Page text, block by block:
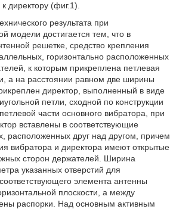
директору (фиг.1).
результата при
модели достигается тем, что в
решетке, средство крепления
горизонтально расположенных
к которым прикреплена петлевая
а на расстоянии равном две ширины
директор, выполненный в виде
петли, сходной по конструкции
части основного вибратора, при
вставлены в соответствующие
расположенных друг над другом, причем
вибратора и директора имеют открытые
сторон держателей. Ширина
указанных отверстий для
элемента антенны
плоскости, а между
распорки. Над основным активным